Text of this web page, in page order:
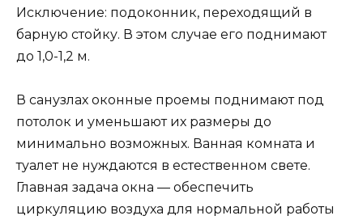
Исключение: подоконник, переходящий в
барную стойку. В этом случае его поднимают
до 1,0-1,2 м.
В санузлах оконные проемы поднимают под
потолок и уменьшают их размеры до
минимально возможных. Ванная комната и
туалет не нуждаются в естественном свете.
Главная задача окна — обеспечить
циркуляцию воздуха для нормальной работы